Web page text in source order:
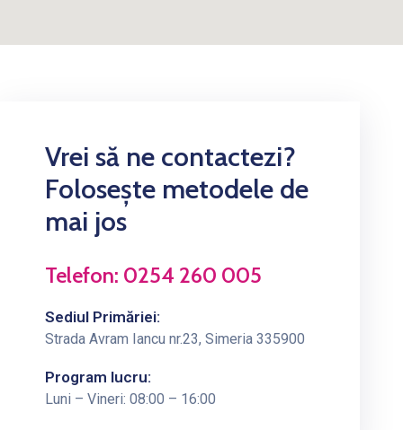
Vrei să ne contactezi?
Folosește metodele de
mai jos
Telefon: 0254 260 005
Sediul Primăriei:
Strada Avram Iancu nr.23, Simeria 335900
Program lucru:
Luni – Vineri: 08:00 – 16:00